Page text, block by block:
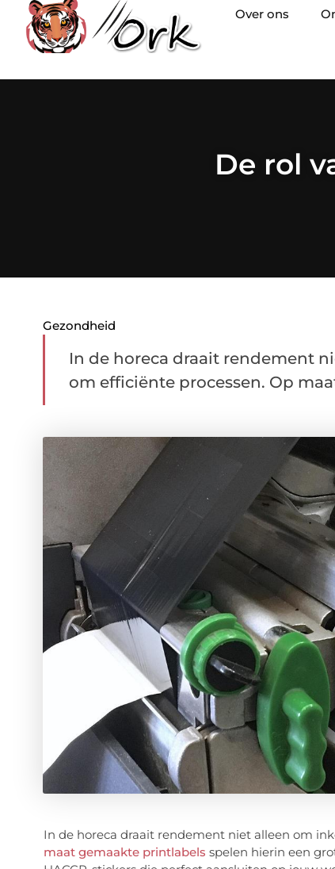
Over ons
De rol
Gezondheid
In de horeca draait rendement
om efficiënte processen. Op
In de horeca draait rendement niet alleen om
maat gemaakte printlabels spelen hierin een